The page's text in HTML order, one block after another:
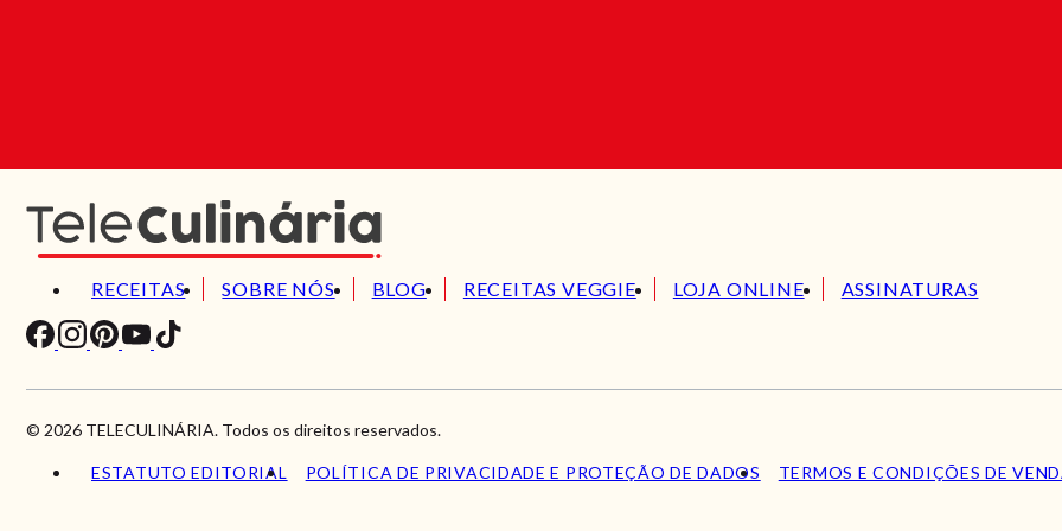
RECEITAS SOBRE NÓS BLOG RECEITAS VEGGIE LOJA ONLINE ASSINATURAS
© 2026 TELECULINÁRIA. Todos os direitos reservados.
ESTATUTO EDITORIAL POLÍTICA DE PRIVACIDADE E PROTEÇÃO DE DADOS TERMOS E CONDIÇÕES DE